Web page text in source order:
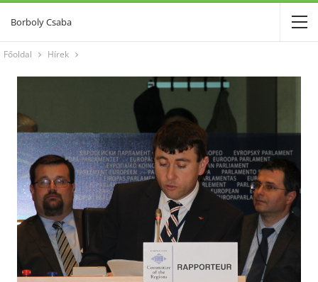
Borboly Csaba
Főoldal Hírek